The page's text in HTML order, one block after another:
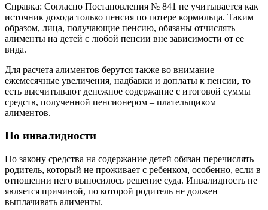
Справка: Согласно Постановления № 841 не учитывается как
источник дохода только пенсия по потере кормильца. Таким
образом, лица, получающие пенсию, обязаны отчислять
алименты на детей с любой пенсии вне зависимости от ее
вида.
Для расчета алиментов берутся также во внимание
ежемесячные увеличения, надбавки и доплаты к пенсии, то
есть высчитывают денежное содержание с итоговой суммы
средств, полученной пенсионером – плательщиком
алиментов.
По инвалидности
По закону средства на содержание детей обязан перечислять
родитель, который не проживает с ребенком, особенно, если в
отношении него выносилось решение суда. Инвалидность не
является причиной, по которой родитель не должен
выплачивать алименты.